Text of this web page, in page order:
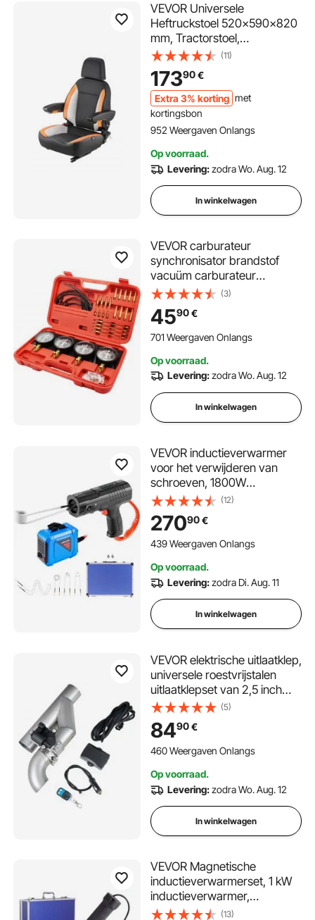
VEVOR Universele
Heftruckstoel 520x590x820
mm, Tractorstoel,
Tractorstoel, Heftruckstoel,
Veilige Tractorstoel met
Microschakelaar,
Ergonomische
Grasmaaierstoel voor
Schranklader, Bulldozer
(11)
17390€
Extra 3% korting met
kortingsbon
952 Weergaven Onlangs
Op voorraad.
Levering:zodra Wo. Aug. 12
In winkelwagen
VEVOR carburateur
synchronisator brandstof
vacuüm carburateur
B100132, synchro
carburateur manometers
50X30X15cm, synchronisator
carburateur synchronisator
carburateur
(3)
4590€
701 Weergaven Onlangs
Op voorraad.
Levering:zodra Wo. Aug. 12
In winkelwagen
VEVOR inductieverwarmer
voor het verwijderen van
schroeven, 1800W
magnetische
inductieverwarmerset,
verwarmer voor het
verwijderen van roestige
autoreparatiegereedschap
met 4 spoelen
(12)
27090€
439 Weergaven Onlangs
Op voorraad.
Levering:zodra Di. Aug. 11
In winkelwagen
VEVOR elektrische uitlaatklep,
universele roestvrijstalen
uitlaatklepset van 2,5 inch
met afstandsbediening, Y-
stuk en bedieningskastje,
geschikt voor vrachtwagens,
sedans, sportwagens en
(5)
8490€
460 Weergaven Onlangs
Op voorraad.
Levering:zodra Wo. Aug. 12
In winkelwagen
VEVOR Magnetische
inductieverwarmerset, 1 kW
inductieverwarmer,
boutinductieverwarmer met
(13)